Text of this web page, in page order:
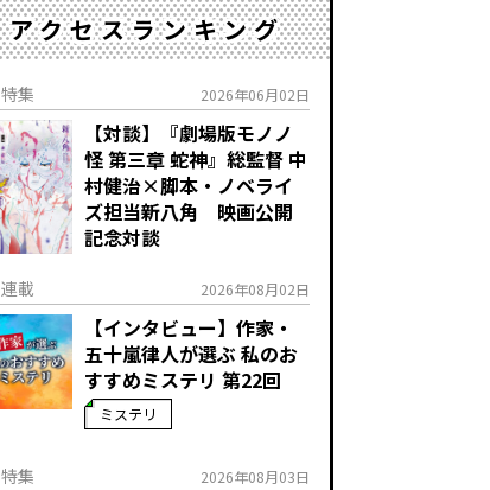
アクセスランキング
特集 2026年06月02日
【対談】『劇場版モノノ
怪 第三章 蛇神』総監督 中
村健治×脚本・ノベライ
ズ担当新八角 映画公開
記念対談
連載 2026年08月02日
【インタビュー】作家・
五十嵐律人が選ぶ 私のお
すすめミステリ 第22回
ミステリ
特集 2026年08月03日